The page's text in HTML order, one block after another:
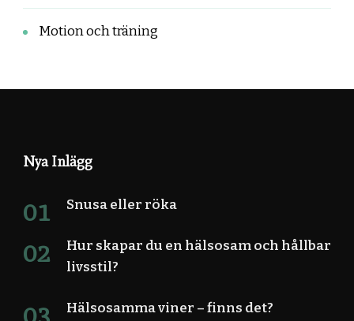
Motion och träning
Nya Inlägg
Snusa eller röka
Hur skapar du en hälsosam och hållbar
livsstil?
Hälsosamma viner – finns det?